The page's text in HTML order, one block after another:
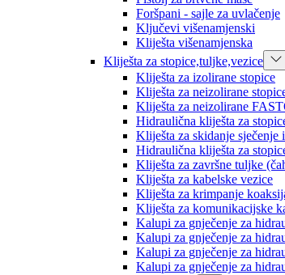
Foršpani - sajle za uvlačenje
Ključevi višenamjenski
Kliješta višenamjenska
Kliješta za stopice,tuljke,vezice
Kliješta za izolirane stopice
Kliješta za neizolirane
Kliješta za neizolirane
Hidraulična kliješta za
Kliješta za skidanje sječenje
Hidraulična kliješta za
Kliješta za završne tuljke
Kliješta za kabelske vezice
Kliješta za krimpanje
Kliješta za komunikacijske
Kalupi za gnječenje za
Kalupi za gnječenje za
Kalupi za gnječenje za
Kalupi za gnječenje za